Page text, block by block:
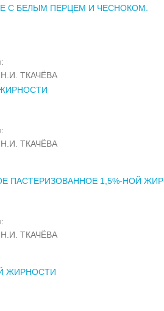
С БЕЛЫМ ПЕРЦЕМ И ЧЕСНОКОМ.
ТКАЧЁВА
ТКАЧЁВА
ПАСТЕРИЗОВАННОЕ 1,5%-НОЙ
ТКАЧЁВА
ЖИРНОСТИ